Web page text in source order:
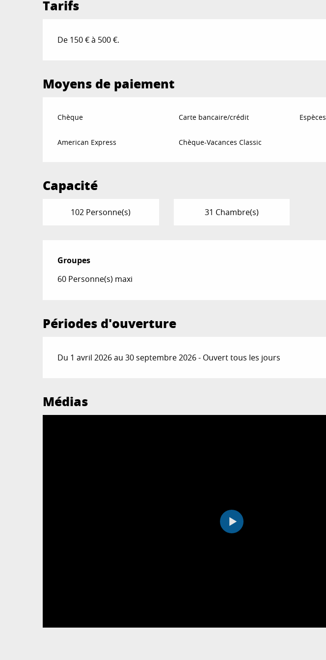
Tarifs
De 150 € à 500 €.
Moyens de paiement
Chèque Carte bancaire/crédit Espèces
American Express Chèque-Vacances Classic
Capacité
102 Personne(s) 31 Chambre(s)
Groupes
Groupes
60 Personne(s) maxi
Périodes d'ouverture
Du 1 avril 2026 au 30 septembre 2026 - Ouvert tous les jours
Médias